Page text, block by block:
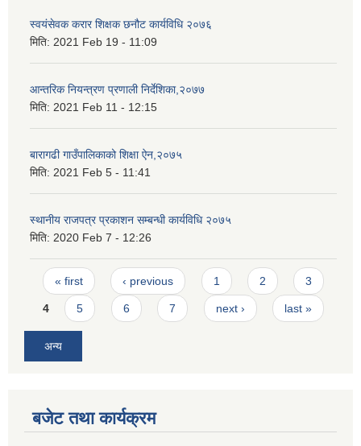
स्वयंसेवक करार शिक्षक छनौट कार्यविधि २०७६
मिति: 2021 Feb 19 - 11:09
आन्तरिक नियन्त्रण प्रणाली निर्देशिका,२०७७
मिति: 2021 Feb 11 - 12:15
बारागढी गाउँपालिकाको शिक्षा ऐन,२०७५
मिति: 2021 Feb 5 - 11:41
स्थानीय राजपत्र प्रकाशन सम्बन्धी कार्यविधि २०७५
मिति: 2020 Feb 7 - 12:26
Pages
« first ‹ previous 1 2 3
4 5 6 7 next › last »
अन्य
बजेट तथा कार्यक्रम